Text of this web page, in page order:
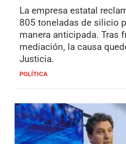
La empresa estatal
805 toneladas de silicio
manera anticipada. Tras
mediación, la causa
Justicia.
POLÍTICA